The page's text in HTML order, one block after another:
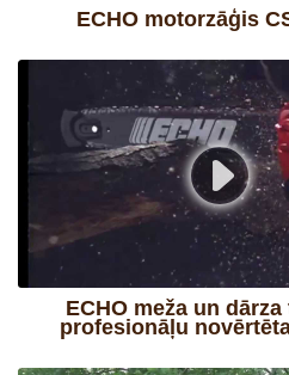
ECHO motorzāģis
ECHO meža un dārza tehnika -
profesionāļu